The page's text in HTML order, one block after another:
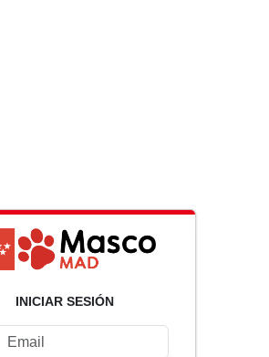
INICIAR SESIÓN